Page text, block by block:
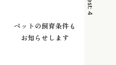
ペットの飼育条件も
お知らせします
4